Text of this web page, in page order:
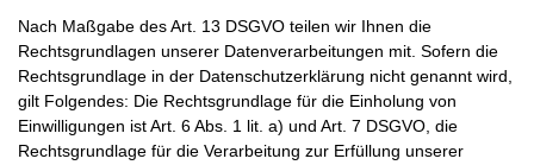
Nach Maßgabe des Art. 13 DSGVO teilen wir Ihnen die
Rechtsgrundlagen unserer Datenverarbeitungen mit. Sofern die
Rechtsgrundlage in der Datenschutzerklärung nicht genannt wird,
gilt Folgendes: Die Rechtsgrundlage für die Einholung von
Einwilligungen ist Art. 6 Abs. 1 lit. a) und Art. 7 DSGVO, die
Rechtsgrundlage für die Verarbeitung zur Erfüllung unserer